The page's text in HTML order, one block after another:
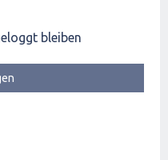
bleiben